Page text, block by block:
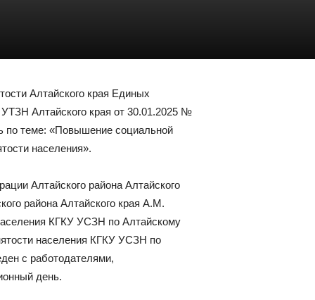
Алтайского края Единых
Алтайского края от 30.01.2025 №
по теме: «Повышение социальной
населения».
Алтайского района Алтайского
района Алтайского края А.М.
КГКУ УСЗН по Алтайскому
населения КГКУ УСЗН по
с работодателями,
день.